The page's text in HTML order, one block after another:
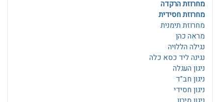
מחרוזת הרקדה
מחרוזת חסידית
מחרוזת תימנית
מראה כהן
נגילה הללויה
נגינה ליד כסא כלה
ניגון העגלה
ניגון חב"ד
ניגון חסידי